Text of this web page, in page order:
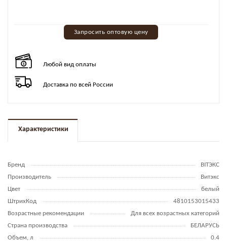
Запросить оптовую цену
Любой вид оплаты
Доставка по всей России
Характеристики
Бренд
BITЭКС
Производитель
Витэкс
Цвет
белый
ШтрихКод
4810153015433
Возрастные рекомендации
Для всех возрастных категорий
Страна производства
БЕЛАРУСЬ
Объем, л
0.4